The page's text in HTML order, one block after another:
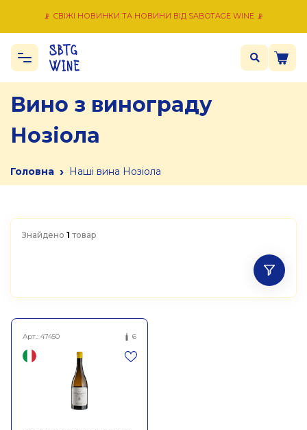
📡 СВІЖІ НОВИНКИ ТА НОВИНИ ВІД SABOTAGE WINE 📡
Вино з винограду
Нозіола
Головна › Наші вина Нозіола
Знайдено 1 товар
Арт.: 47450 6